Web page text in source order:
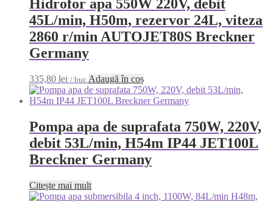
Hidrofor apa 550W 220V, debit
45L/min, H50m, rezervor 24L, viteza
2860 r/min AUTOJET80S Breckner
Germany
335,80 lei / buc Adaugă în coș
Pompa apa de suprafata 750W, 220V,
debit 53L/min, H54m IP44 JET100L
Breckner Germany
Citește mai mult